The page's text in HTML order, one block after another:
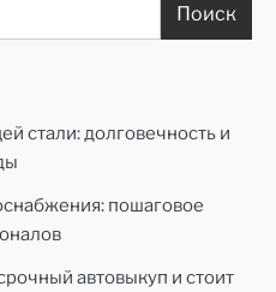
Поиск
стали: долговечность и
пошаговое
автовыкуп и стоит